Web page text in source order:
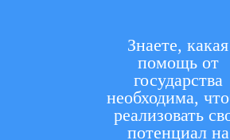
Знаете, какая
помощь от
государства
необходима,
реализовать
потенциал на